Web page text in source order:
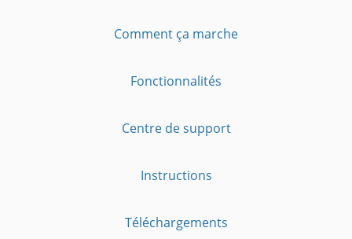
Comment ça marche
Fonctionnalités
Centre de support
Instructions
Téléchargements